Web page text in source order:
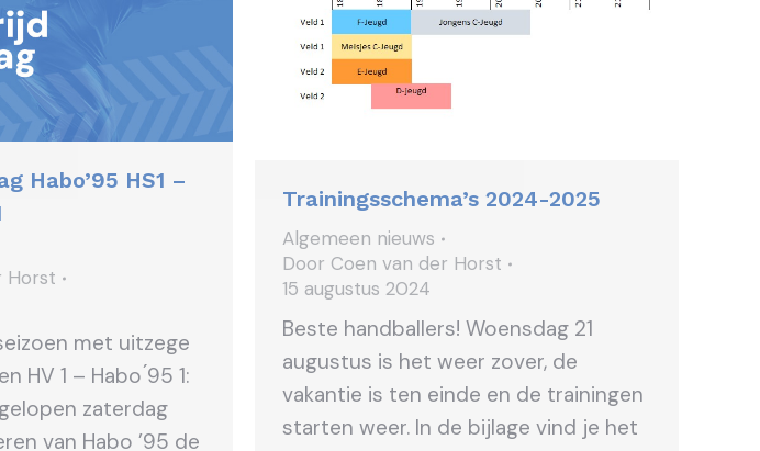
Habo’95 HS1 –
Horst
met uitzege
HV 1 – Habo ́95 1:
zaterdag
van Habo ’95 de
Trainingsschema’s 2024-2025
Algemeen nieuws
Door Coen van der Horst
15 augustus 2024
Beste handballers! Woensdag 21
augustus is het weer zover, de
vakantie is ten einde en de trainingen
starten weer. In de bijlage vind je het